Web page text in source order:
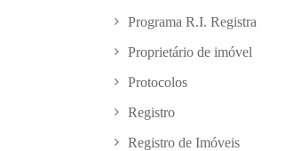
Programa R.I. Registra
Proprietário de imóvel
Protocolos
Registro
Registro de Imóveis